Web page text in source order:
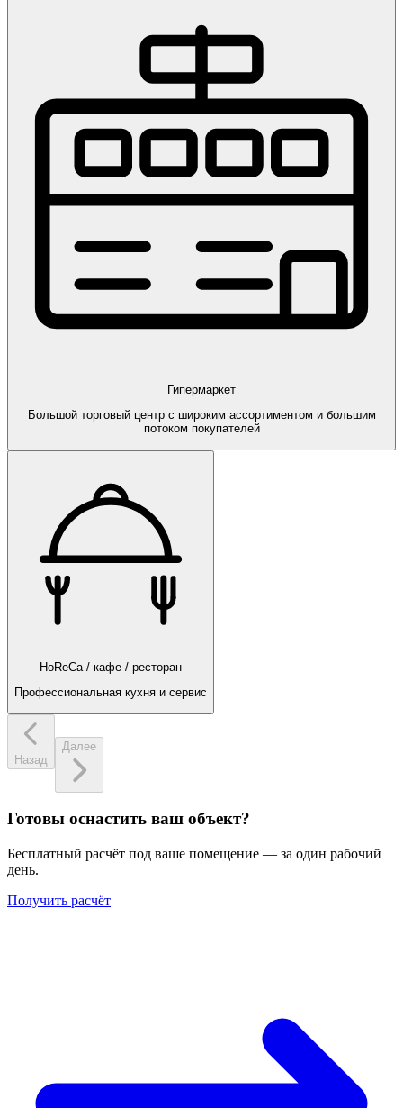
Гипермаркет
Большой торговый центр с широким ассортиментом и большим
потоком покупателей
HoReCa / кафе / ресторан
Профессиональная кухня и сервис
Назад
Далее
Готовы оснастить ваш объект?
Бесплатный расчёт под ваше помещение — за один рабочий
день.
Получить расчёт